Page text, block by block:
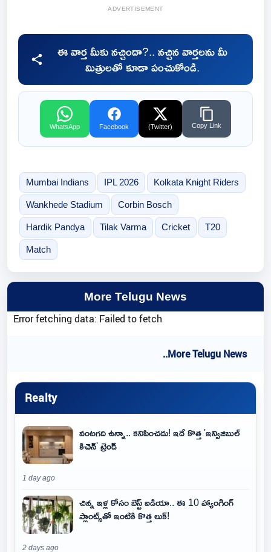
ADVERTISEMENT
ఈ వార్త మీకు నచ్చిందా?.. నచ్చిన వార్తలను మీ
మిత్రులతో కూడా పంచుకోండి.
WhatsApp Facebook (Twitter) Copy Link
Mumbai Indians IPL 2026 Kolkata Knight Riders
Wankhede Stadium Corbin Bosch
Hardik Pandya Tilak Varma Cricket T20
Match
More Telugu News
Error fetching data: Failed to fetch
..More Telugu News
Realty
వంటగది ఉన్నా.. కనిపించదు! ఇదే కొత్త 'ఇన్విజిబుల్
కిచెన్' ట్రెండ్
1 day ago
చిన్న ఇళ్ల కోసం బెస్ట్ ఐడియా.. ఈ 10 హ్యాంగింగ్
ప్లాంట్స్‌తో ఇంటికి కొత్త లుక్!
2 days ago